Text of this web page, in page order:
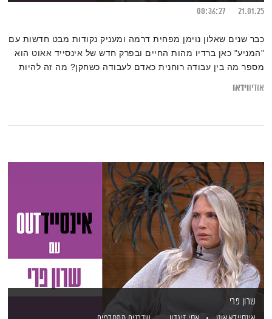
21.01.25
00:36:27
כבר שנים שאלון נוימן מפחית דרמה ומעניק נקודות מבט חדשות עם
"המניע" כאן ברדיו מהות החיים ובפרק חדש של אינסייד אאוט הוא
מספר מה בין עבודה רוחנית כאדם לעבודה כשחקן? מה זה להיות
אודיווידאו
שרון פרי